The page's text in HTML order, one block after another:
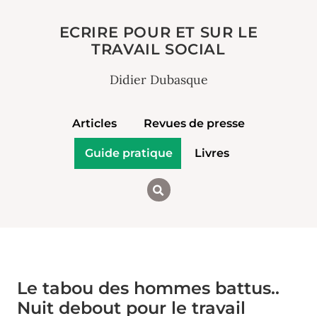
ECRIRE POUR ET SUR LE
TRAVAIL SOCIAL
Didier Dubasque
Articles Revues de presse
Guide pratique Livres
Le tabou des hommes battus..
Nuit debout pour le travail